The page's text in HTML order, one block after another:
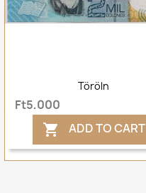
Töröln
Ft5,000
 ADD TO CART